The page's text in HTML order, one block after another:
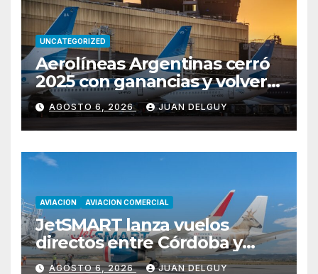
UNCATEGORIZED
Aerolíneas Argentinas cerró
2025 con ganancias y volverá
a pagar impuesto a las
ganancias
AGOSTO 6, 2026 JUAN DELGUY
AVIACION AVIACION COMERCIAL
JetSMART lanza vuelos
directos entre Córdoba y
Florianópolis
AGOSTO 6, 2026 JUAN DELGUY